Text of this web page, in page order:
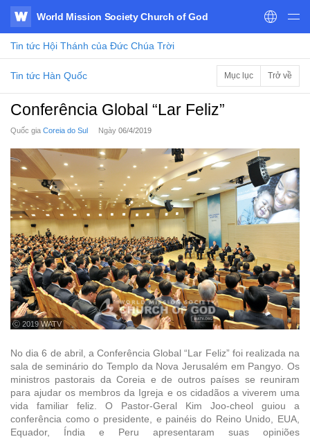
WATV
World Mission Society Church of God
Tin tức Hội Thánh của Đức Chúa Trời
Tin tức Hàn Quốc Mục lục Trở về
Conferência Global “Lar Feliz”
Quốc gia Coreia do Sul Ngày 06/4/2019
ⓒ 2019 WATV
No dia 6 de abril, a Conferência Global “Lar Feliz” foi realizada na
sala de seminário do Templo da Nova Jerusalém em Pangyo. Os
ministros pastorais da Coreia e de outros países se reuniram
para ajudar os membros da Igreja e os cidadãos a viverem uma
vida familiar feliz. O Pastor-Geral Kim Joo-cheol guiou a
conferência como o presidente, e painéis do Reino Unido, EUA,
Equador, Índia e Peru apresentaram suas opiniões